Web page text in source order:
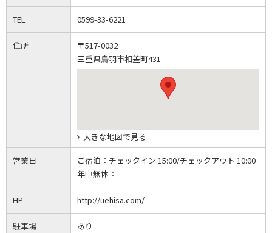
TEL 0599-33-6221
住所
〒517-0032
三重県鳥羽市相差町431
大きな地図で見る
営業日 ご宿泊： チェックイン 15:00/チェックアウト 10:00
年中無休： -
HP http://uehisa.com/
駐車場 あり